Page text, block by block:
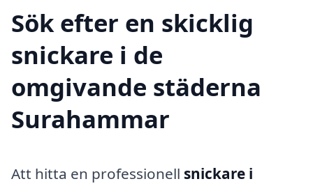
Sök efter en skicklig
snickare i de
omgivande städerna
Surahammar
Att hitta en professionell snickare i